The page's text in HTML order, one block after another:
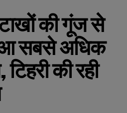
की गूंज से
सबसे अधिक
की रही